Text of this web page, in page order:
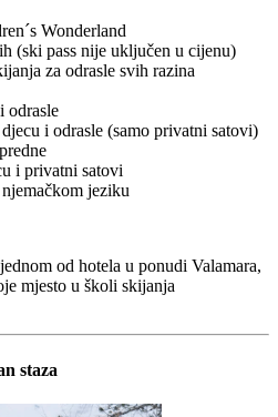
Wonderland
(ski pass nije uključen u cijenu)
za odrasle svih razina
odrasle
i odrasle (samo privatni satovi)
i privatni satovi
jeziku
od hotela u ponudi Valamara,
mjesto u školi skijanja
staza